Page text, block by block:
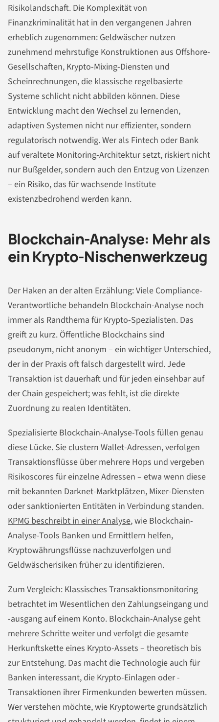
Risikolandschaft. Die Komplexität von
Finanzkriminalität hat in den vergangenen Jahren
erheblich zugenommen: Geldwäscher nutzen
zunehmend mehrstufige Konstruktionen aus Offshore-
Gesellschaften, Krypto-Mixing-Diensten und
Scheinrechnungen, die klassische regelbasierte
Systeme schlicht nicht abbilden können. Diese
Entwicklung macht den Wechsel zu lernenden,
adaptiven Systemen nicht nur effizienter, sondern
regulatorisch notwendig. Wer als Fintech oder Bank
auf veraltete Monitoring-Architektur setzt, riskiert nicht
nur Bußgelder, sondern auch den Entzug von Lizenzen
– ein Risiko, das für wachsende Institute
existenzbedrohend werden kann.
Blockchain-Analyse: Mehr als
ein Krypto-Nischenwerkzeug
Der Haken an der alten Erzählung: Viele Compliance-
Verantwortliche behandeln Blockchain-Analyse noch
immer als Randthema für Krypto-Spezialisten. Das
greift zu kurz. Öffentliche Blockchains sind
pseudonym, nicht anonym – ein wichtiger Unterschied,
der in der Praxis oft falsch dargestellt wird. Jede
Transaktion ist dauerhaft und für jeden einsehbar auf
der Chain gespeichert; was fehlt, ist die direkte
Zuordnung zu realen Identitäten.
Spezialisierte Blockchain-Analyse-Tools füllen genau
diese Lücke. Sie clustern Wallet-Adressen, verfolgen
Transaktionsflüsse über mehrere Hops und vergeben
Risikoscores für einzelne Adressen – etwa wenn diese
mit bekannten Darknet-Marktplätzen, Mixer-Diensten
oder sanktionierten Entitäten in Verbindung standen.
KPMG beschreibt in einer Analyse, wie Blockchain-
Analyse-Tools Banken und Ermittlern helfen,
Kryptowährungsflüsse nachzuverfolgen und
Geldwäscherisiken früher zu identifizieren.
Zum Vergleich: Klassisches Transaktionsmonitoring
betrachtet im Wesentlichen den Zahlungseingang und
-ausgang auf einem Konto. Blockchain-Analyse geht
mehrere Schritte weiter und verfolgt die gesamte
Herkunftskette eines Krypto-Assets – theoretisch bis
zur Entstehung. Das macht die Technologie auch für
Banken interessant, die Krypto-Einlagen oder -
Transaktionen ihrer Firmenkunden bewerten müssen.
Wer verstehen möchte, wie Kryptowerte grundsätzlich